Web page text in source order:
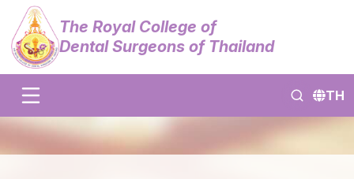
The Royal College of
Dental Surgeons of Thailand
TH